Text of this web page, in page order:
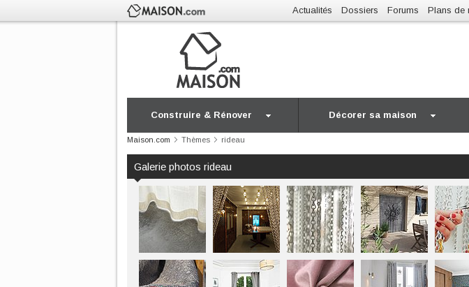
Actualités Dossiers Forums Plans de
Construire & Rénover Décorer sa maison
Maison.com Thèmes rideau
Galerie photos rideau